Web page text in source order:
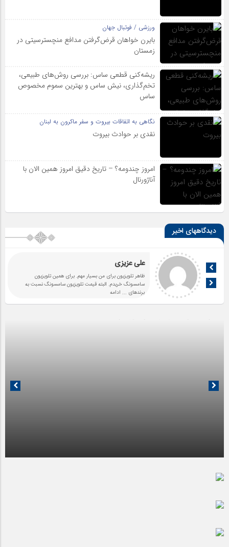
ورزشی / فوتبال جهان
بایرن خواهان قرض‌گرفتن مدافع منچسترسیتی در
زمستان
ریشه‌کنی قطعی ساس: بررسی روش‌های طبیعی،
تخم‌گذاری، نیش ساس و بهترین سموم مخصوص
ساس
نگاهی به اتفاقات بیروت و سفر ماکرون به لبنان
نقدی بر حوادث بیروت
امروز چندومه؟ – تاریخ دقیق امروز همین الان با
آناژورنال
دیدگاههای اخیر
علی عزیزی
ظاهر تلویزیون برای من بسیار مهم. برای همین تلویزیون
سامسونگ خریدم. البته قیمت تلویزیون سامسونگ نسبت به
برندهای ... ادامه